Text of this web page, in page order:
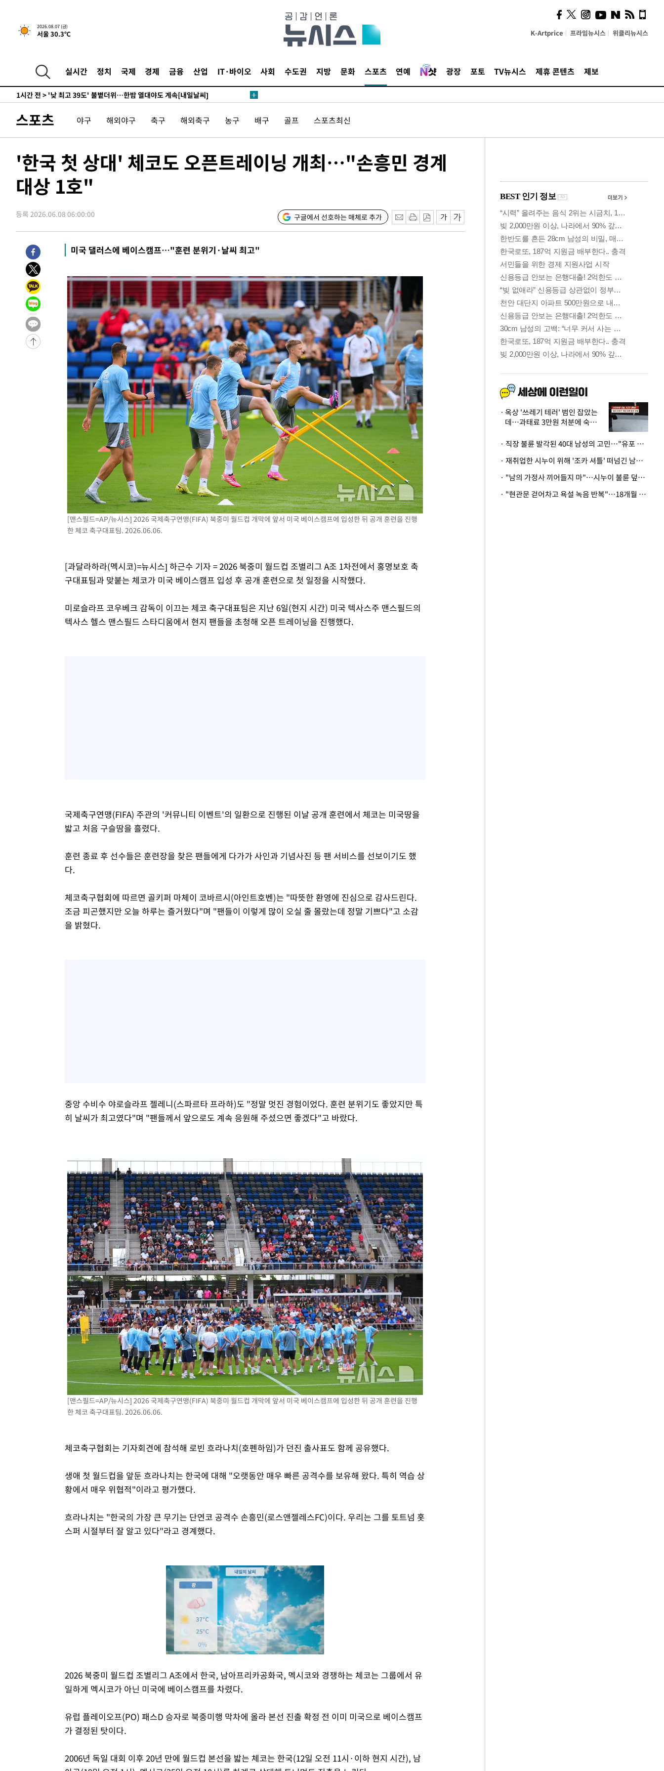
2026.08.07 (금)
서울 30.3℃ K-Artprice 프라임뉴시스 위클리뉴시스
실시간 정치 국제 경제 금융 산업 IT·바이오 사회 수도권 지방 문화 스포츠 연예 광장 포토 TV뉴시스 제휴 콘텐츠 제보
-10615초 전 >경찰, '홍명보는 2순위' 결론냈던 스포츠윤리센터도 압수수색
1시간 전 >[속보]합참 "北 발사체는 단거리탄도미사일…감시·경계태세 강화"
1시간 전 >[속보] SKT, 에이닷 서비스 장애 발생…"원인 파악 중"
[속보]합참 "북, 동해상으로 미상 발사체 발사"
1시간 전 > '낮 최고 39도' 불볕더위…한밤 열대야도 계속[내일날씨]
1시간 전 >"韓 외환시장 개입 관측 배경엔 美의 대한국 무역적자 있어"
2시간 전 >'월드컵 탈락 후폭풍' 축구협회…초유의 압수수색에 '충격·당황'
2시간 전 >[속보]종합특검, 대검 추가 압수수색…내란 중요임무종사 혐의
3시간 전 >[속보]코스닥, 800p 회복…0.26% 오른 801.67 마감
3시간 전 >[속보]코스피, 301.88포인트(4.58%) 내린 6296.38 마감
4시간 전 >"여기 떨어졌다"…다누리, 스페이스X 로켓 달 충돌 흔적 포착
4시간 전 >손흥민, 5경기 연속골 실패…LAFC는 승부차기 끝 과달라하라 격파
6시간 전 >
내일까지 39도 '펄펄'…기상청 "태풍 지나며 폭염 잠시 꺾인다"
-13721초 전 >
-13157초 전 >
[속보] 뉴욕증시, 혼조 출발…나스닥 0.3%↓, 다우 0.14%↑
-11950초 전 >
축구협회, 15년 전 심판 성 접대 파문에 "현재는 내부 지침 준수"
-10635초 전 >
경찰, '홍명보는 2순위' 결론냈던 스포츠윤리센터도 압수수색
1시간 전 >
[속보]합참 "北 발사체는 단거리탄도미사일…감시·경계태세 강화"
1시간 전 >
日방위성, 北이 동해로 쏜 발사체는 탄도미사일 가능성
1시간 전 >
[속보] SKT, 에이닷 서비스 장애 발생…"원인 파악 중"
[속보]합참 "북, 동해상으로 미상 발사체 발사"
'낮 최고 39도' 불볕더위…한밤 열대야도 계속[내일날씨]
[속보]7~9일 프로야구 3연전도 폭염 취소…11일 재개
"韓 외환시장 개입 관측 배경엔 美의 대한국 무역적자 있어"
'월드컵 탈락 후폭풍' 축구협회…초유의 압수수색에 '충격·당황'
서울 낮 37.9도, 올여름 최고치 경신…영등포 순간 '40도'
[속보]종합특검, 대검 추가 압수수색…내란 중요임무종사 혐의
[속보]코스닥, 800p 회복…0.26% 오른 801.67 마감
[속보]코스피, 301.88포인트(4.58%) 내린 6296.38 마감
[속보]원·달러 환율, 0.7원 내린 1423.8원 마감
"여기 떨어졌다"…다누리, 스페이스X 로켓 달 충돌 흔적 포착
손흥민, 5경기 연속골 실패…LAFC는 승부차기 끝 과달라하라 격파
내일까지 39도 '펄펄'…기상청 "태풍 지나며 폭염 잠시 꺾인다"
스포츠 야구 해외야구 축구 해외축구 농구 배구 골프 스포츠최신
'한국 첫 상대' 체코도 오픈트레이닝 개최…"손흥민 경계
대상 1호"
등록 2026.06.08 06:00:00 구글에서 선호하는 매체로 추가
미국 댈러스에 베이스캠프…"훈련 분위기·날씨 최고"
[맨스필드=AP/뉴시스] 2026 국제축구연맹(FIFA) 북중미 월드컵 개막에 앞서 미국 베이스캠프에 입성한 뒤 공개 훈련을 진행
한 체코 축구대표팀. 2026.06.06.
[과달라하라(멕시코)=뉴시스] 하근수 기자 = 2026 북중미 월드컵 조별리그 A조 1차전에서 홍명보호 축
구대표팀과 맞붙는 체코가 미국 베이스캠프 입성 후 공개 훈련으로 첫 일정을 시작했다.
미로슬라프 코우베크 감독이 이끄는 체코 축구대표팀은 지난 6일(현지 시간) 미국 텍사스주 맨스필드의
텍사스 헬스 맨스필드 스타디움에서 현지 팬들을 초청해 오픈 트레이닝을 진행했다.
국제축구연맹(FIFA) 주관의 '커뮤니티 이벤트'의 일환으로 진행된 이날 공개 훈련에서 체코는 미국땅을
밟고 처음 구슬땀을 흘렸다.
훈련 종료 후 선수들은 훈련장을 찾은 팬들에게 다가가 사인과 기념사진 등 팬 서비스를 선보이기도 했
다.
체코축구협회에 따르면 골키퍼 마체이 코바르시(아인트호벤)는 "따뜻한 환영에 진심으로 감사드린다.
조금 피곤했지만 오늘 하루는 즐거웠다"며 "팬들이 이렇게 많이 오실 줄 몰랐는데 정말 기쁘다"고 소감
을 밝혔다.
중앙 수비수 야로슬라프 젤레니(스파르타 프라하)도 "정말 멋진 경험이었다. 훈련 분위기도 좋았지만 특
히 날씨가 최고였다"며 "팬들께서 앞으로도 계속 응원해 주셨으면 좋겠다"고 바랐다.
[맨스필드=AP/뉴시스] 2026 국제축구연맹(FIFA) 북중미 월드컵 개막에 앞서 미국 베이스캠프에 입성한 뒤 공개 훈련을 진행
한 체코 축구대표팀. 2026.06.06.
체코축구협회는 기자회견에 참석해 로빈 흐라나치(호펜하임)가 던진 출사표도 함께 공유했다.
생애 첫 월드컵을 앞둔 흐라나치는 한국에 대해 "오랫동안 매우 빠른 공격수를 보유해 왔다. 특히 역습 상
황에서 매우 위협적"이라고 평가했다.
흐라나치는 "한국의 가장 큰 무기는 단연코 공격수 손흥민(로스앤젤레스FC)이다. 우리는 그를 토트넘 홋
스퍼 시절부터 잘 알고 있다"라고 경계했다.
2026 북중미 월드컵 조별리그 A조에서 한국, 남아프리카공화국, 멕시코와 경쟁하는 체코는 그룹에서 유
일하게 멕시코가 아닌 미국에 베이스캠프를 차렸다.
유럽 플레이오프(PO) 패스D 승자로 북중미행 막차에 올라 본선 진출 확정 전 이미 미국으로 베이스캠프
가 결정된 탓이다.
2006년 독일 대회 이후 20년 만에 월드컵 본선을 밟는 체코는 한국(12일 오전 11시·이하 현지 시간), 남
의견, 국토부·LH에 충실히
전달할 것"
옥상 '쓰레기 테러' 범인 잡았는
데…과태료 3만원 처분에 숙박업
· 직장 불륜 발각된 40대 남성의 고민…"유포 동료 명예훼손·협박죄 고소 가능할까"
· 재취업한 시누이 위해 '조카 셔틀' 떠넘긴 남편…아내 "난 못한다"
· "남의 가정사 끼어들지 마"…시누이 불륜 덮으려는 남편에 억울한 아내
· "현관문 걷어차고 욕설 녹음 반복"…18개월 아기 키우는 집 뒤흔든 '앞집의 비극'